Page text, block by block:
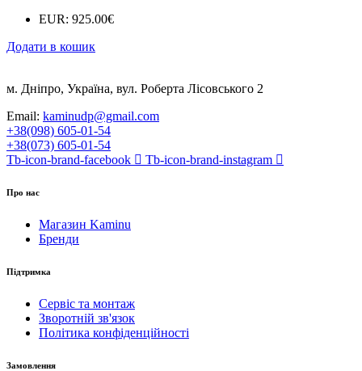
EUR: 925.00€
Додати в кошик
м. Дніпро, Україна, вул. Роберта Лісовського 2
Email: kaminudp@gmail.com
+38(098) 605-01-54
+38(073) 605-01-54
Tb-icon-brand-facebook
Tb-icon-brand-instagram
Про нас
Магазин Kaminu
Бренди
Підтримка
Сервіс та монтаж
Зворотній зв'язок
Політика конфіденційності
Замовлення